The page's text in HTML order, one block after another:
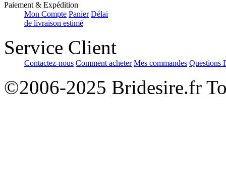
Paiement & Expédition
Mon Compte Panier Délai
de livraison estimé
Service Client
Contactez-nous Comment acheter Mes commandes Questions
©2006-2025 Bridesire.fr